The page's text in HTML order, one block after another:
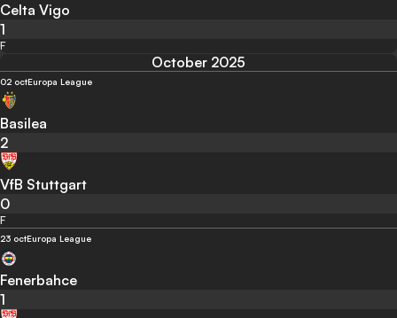
Celta Vigo
1
F
October 2025
02 octEuropa League
Basilea
2
VfB Stuttgart
0
F
23 octEuropa League
Fenerbahce
1